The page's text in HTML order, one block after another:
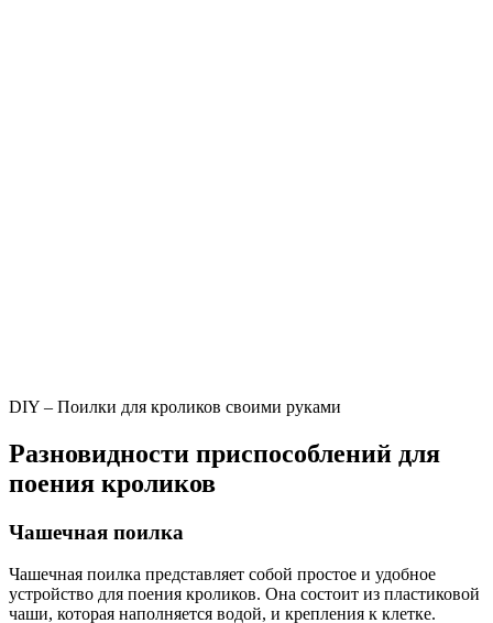
DIY – Поилки для кроликов своими руками
Разновидности приспособлений для
поения кроликов
Чашечная поилка
Чашечная поилка представляет собой простое и удобное
устройство для поения кроликов. Она состоит из пластиковой
чаши, которая наполняется водой, и крепления к клетке.